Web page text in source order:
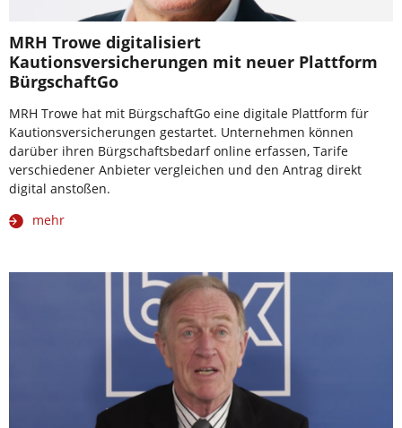
MRH Trowe digitalisiert
Kautionsversicherungen mit neuer Plattform
BürgschaftGo
MRH Trowe hat mit BürgschaftGo eine digitale Plattform für
Kautionsversicherungen gestartet. Unternehmen können
darüber ihren Bürgschaftsbedarf online erfassen, Tarife
verschiedener Anbieter vergleichen und den Antrag direkt
digital anstoßen.
mehr